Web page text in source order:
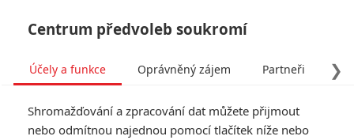
Centrum předvoleb soukromí
❯
Účely a funkce Oprávněný zájem Partneři
Shromažďování a zpracování dat můžete přijmout
nebo odmítnou najednou pomocí tlačítek níže nebo